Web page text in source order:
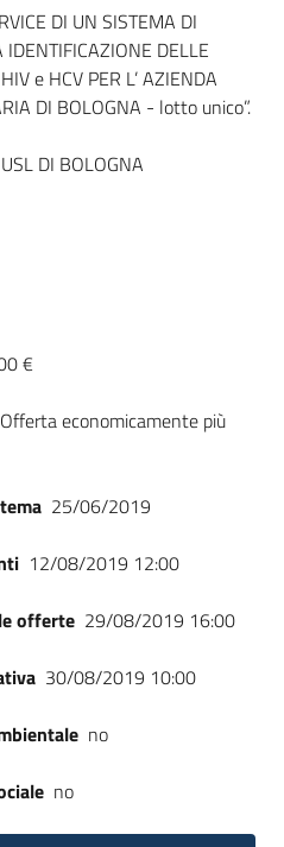
DI UN SISTEMA DI
DELLE
e HCV PER L’ AZIENDA
DI BOLOGNA - lotto unico”.
DI BOLOGNA
€
Offerta economicamente più
25/06/2019
12/08/2019 12:00
offerte 29/08/2019 16:00
30/08/2019 10:00
no
no